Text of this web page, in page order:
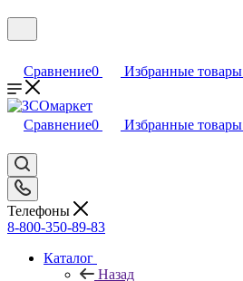
Сравнение0 Избранные товары
Сравнение0 Избранные товары
Телефоны
8-800-350-89-83
Каталог
Назад